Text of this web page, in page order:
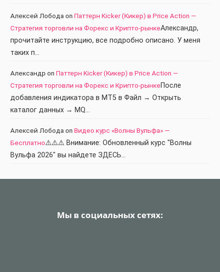
Алексей Лобода on Паттерн Kicker (Кикер) в Price Action —
Стратегия торговли на Форекс и Крипто-рынкеАлександр,
прочитайте инструкцию, все подробно описано. У меня
таких п…
Александр on Паттерн Kicker (Кикер) в Price Action —
Стратегия торговли на Форекс и Крипто-рынкеПосле
добавления индикатора в МТ5 в Файл → Открыть
каталог данных → MQ…
Алексей Лобода on Видео курс «Волны Вульфа» —
Бесплатно⚠️⚠️⚠️ Внимание: Обновленный курс "Волны
Вульфа 2026" вы найдете ЗДЕСЬ…
Мы в социальных сетях: